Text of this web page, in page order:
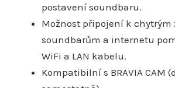
postavení soundbaru.
Možnost připojení k chytrým
soundbarům a internetu
WiFi a LAN kabelu.
Kompatibilní s BRAVIA CAM